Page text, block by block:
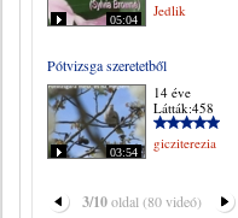
05:04
Jedlik
Pótvizsga szeretetből
03:54
14 éve
Látták:458
gicziterezia
3/10oldal (80 videó)